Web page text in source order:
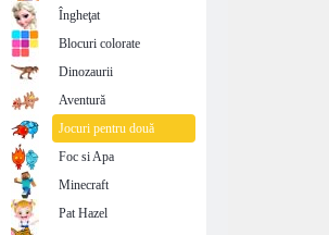
Îngheţat
Blocuri colorate
Dinozaurii
Aventură
Jocuri pentru două
Foc si Apa
Minecraft
Pat Hazel